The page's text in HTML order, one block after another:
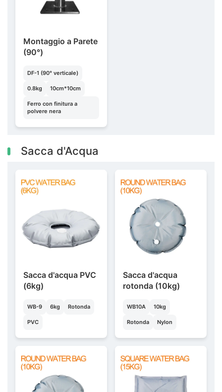
Montaggio a Parete
(90°)
DF-1 (90° verticale)
0.8kg 10cm*10cm
Ferro con finitura a
polvere nera
Sacca d'Acqua
Sacca d'acqua PVC
(6kg)
WB-9 6kg Rotonda
PVC
Sacca d'acqua
rotonda (10kg)
WB10A 10kg
Rotonda Nylon